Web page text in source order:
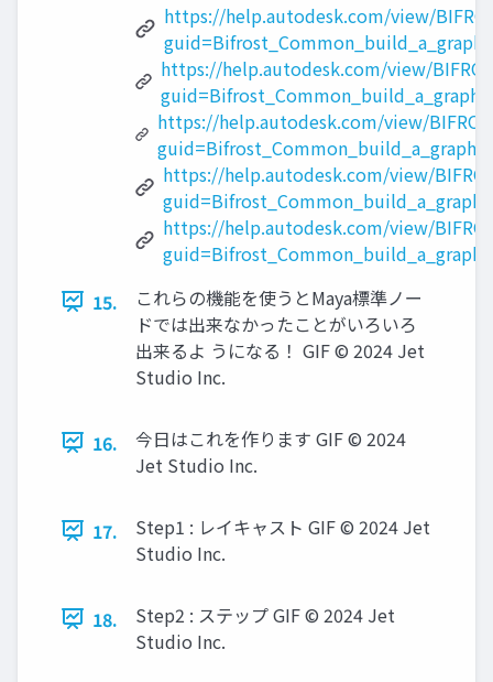
https://help.autodesk.com/view/
https://help.autodesk.com/view/
https://help.autodesk.com/view/
https://help.autodesk.com/view/
https://help.autodesk.com/view/
15.
これらの機能を使うとMaya標準ノー
ドでは出来なかったことがいろいろ
出来るよ うになる！ GIF © 2024 Jet
Studio Inc.
16.
今日はこれを作ります GIF © 2024
Jet Studio Inc.
17.
Step1 : レイキャスト GIF © 2024 Jet
Studio Inc.
18.
Step2 : ステップ GIF © 2024 Jet
Studio Inc.